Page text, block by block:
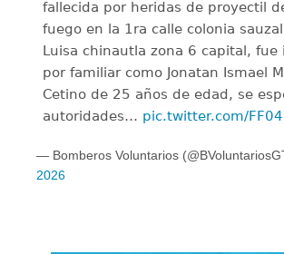
fallecida por heridas de proyectil
fuego en la 1ra calle colonia
Luisa chinautla zona 6 capital, fue
por familiar como Jonatan Ismael
Cetino de 25 años de edad, se
autoridades… pic.twitter.com/
— Bomberos Voluntarios
2026